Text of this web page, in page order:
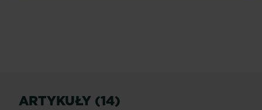
ARTYKUŁY (14)